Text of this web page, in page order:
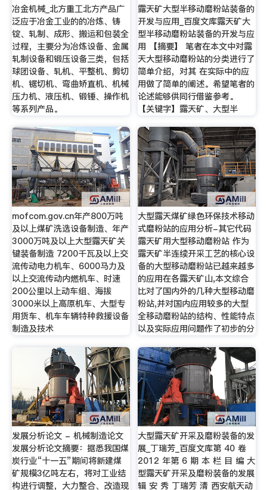
冶金机械_北方重工北方产品广
泛应于冶金工业的的冶炼、铸
锭、轧制、成形、搬运和包装全
过程，主要分为冶炼设备、金属
轧制设备和锻压设备三类，包括
球团设备、轧机、平整机、剪切
机、锯切机、弯曲矫直机、机械
压力机、液压机、锻锤、操作机
等系列产品。
露天矿大型半移动磨粉站装备的
开发与应用_百度文库露天矿大
型半移动磨粉站装备的开发与应
用 【摘要】 笔者在本文中对露
天大型移动磨粉站的分类进行了
简单介绍，对其 在实际中的应
用做了简单的阐述。希望笔者的
论述能够供同行借鉴参考。
【关键字】露天矿、大型半
mofcom.gov.cn年产800万吨
及以上煤矿洗选设备制造、年产
3000万吨及以上大型露天矿关
键装备制造 7200千瓦及以上交
流传动电力机车、6000马力及
以上交流传动内燃机车、时速
200公里以上动车组、海拔
3000米以上高原机车、大型专
用货车、机车车辆特种救援设备
制造及技术
大型露天煤矿绿色环保技术移动
式磨粉站的应用分析-其它代码
露天矿用大型移动磨粉站 作为
露天矿半连续开采工艺的核心设
备的大型移动磨粉站已越来越多
的应用在各露天矿山,本文综合
比对了国内外的几种大型移动磨
粉站,并对国内应用较多的大型
全移动磨粉站的结构、性能特点
以及实际应用问题作了初步的分
发展分析论文 - 机械制造论文
发展分析论文摘要：据悉我国煤
炭行业“十一五”期间将新建煤
矿规模3亿吨左右，将对工业结
构进行调整，大力整合、改造现
大型露天矿开采及磨粉装备的发
展_丁瑞芳_百度文库第 40 卷
2012 年第 6 期 本 栏 目 编 大
型露天矿开采及磨粉装备的发展
辑 安 秀 丁瑞芳 清 西安航天动